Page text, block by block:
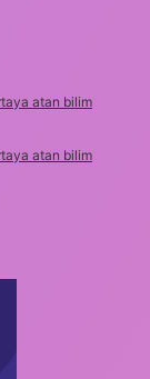
atan bilim
atan bilim